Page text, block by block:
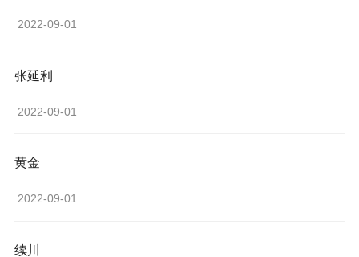
2022-09-01
张延利
2022-09-01
黄金
2022-09-01
续川